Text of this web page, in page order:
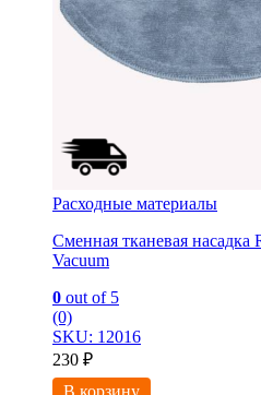
Расходные материалы
Сменная тканевая
Vacuum
0 out of 5
(0)
SKU: 12016
230 ₽